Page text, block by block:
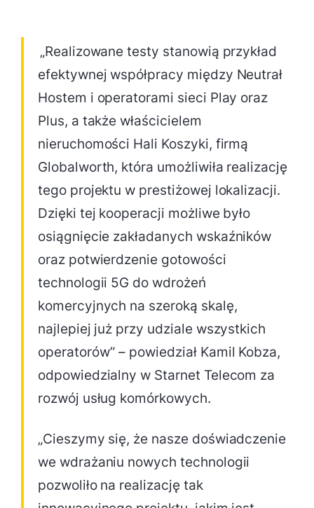
„Realizowane testy stanowią przykład
efektywnej współpracy między Neutrał
Hostem i operatorami sieci Play oraz
Plus, a także właścicielem
nieruchomości Hali Koszyki, firmą
Globalworth, która umożliwiła realizację
tego projektu w prestiżowej lokalizacji.
Dzięki tej kooperacji możliwe było
osiągnięcie zakładanych wskaźników
oraz potwierdzenie gotowości
technologii 5G do wdrożeń
komercyjnych na szeroką skalę,
najlepiej już przy udziale wszystkich
operatorów” – powiedział Kamil Kobza,
odpowiedzialny w Starnet Telecom za
rozwój usług komórkowych.
„Cieszymy się, że nasze doświadczenie
we wdrażaniu nowych technologii
pozwoliło na realizację tak